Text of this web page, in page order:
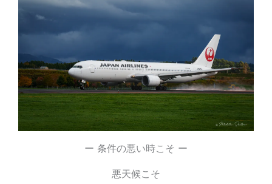
ー 条件の悪い時こそ ー
悪天候こそ